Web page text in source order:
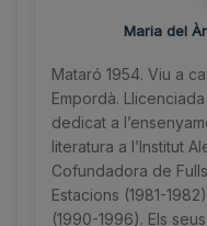
Maria del
Mataró 1954. Viu a
Empordà.
dedicat a
literatura a l’Institut
Cofundadora de
Estacions (1981-
(1990-1996). Els